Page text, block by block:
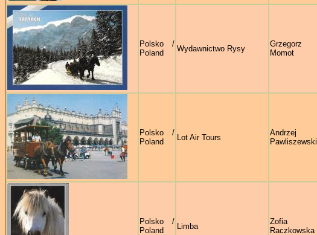
Polsko /
Poland
Wydawnictwo Rysy
Grzegorz
Momot
Polsko /
Poland
Lot Air Tours
Andrzej
Pawliszewski
Polsko /
Poland
Limba
Zofia
Raczkowska